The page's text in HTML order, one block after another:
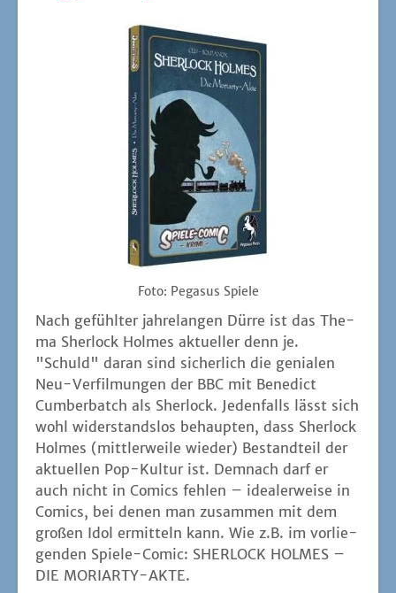
Foto: Pega­sus Spiele
Nach gefühl­ter jah­re­lan­gen Dür­re ist das The­
ma Sher­lock Hol­mes aktu­el­ler denn je.
"Schuld" dar­an sind sicher­lich die genia­len
Neu-Ver­fil­mun­gen der BBC mit Bene­dict
Cum­ber­batch als Sher­lock. Jeden­falls lässt sich
wohl wider­stands­los behaup­ten, dass Sher­lock
Hol­mes (mitt­ler­wei­le wie­der) Bestand­teil der
aktu­el­len Pop-Kul­tur ist. Dem­nach darf er
auch nicht in Comics feh­len – idea­ler­wei­se in
Comics, bei denen man zusam­men mit dem
gro­ßen Idol ermit­teln kann. Wie z.B. im vor­lie­
gen­den Spie­le-Comic: SHERLOCK HOLMES –
DIE MORIARTY-AKTE.